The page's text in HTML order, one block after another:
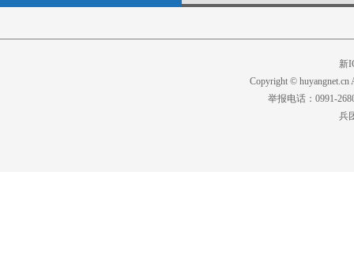
新
Copyright ©
举报电话：0991-
兵